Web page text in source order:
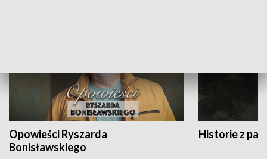
Opowieści Ryszarda
Bonisławskiego
Historie z